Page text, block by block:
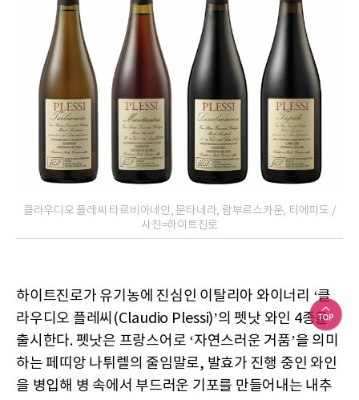
클라우디오 플레씨 타르비아네인, 문타네라, 람부르스카운, 티에피도 /
사진=하이트진로
하이트진로가 유기농에 진심인 이탈리아 와이너리 ‘클
라우디오 플레씨(Claudio Plessi)’의 펫낫 와인 4종을
출시한다. 펫낫은 프랑스어로 ‘자연스러운 거품’을 의미
하는 페띠앙 나튀렐의 줄임말로, 발효가 진행 중인 와인
을 병입해 병 속에서 부드러운 기포를 만들어내는 내추